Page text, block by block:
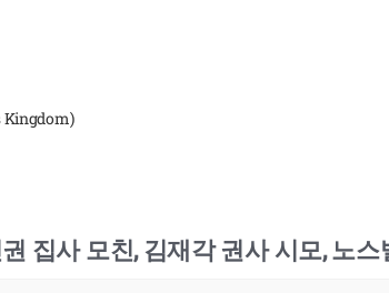
Kingdom)
집사 모친, 김재각 권사 시모, 노스